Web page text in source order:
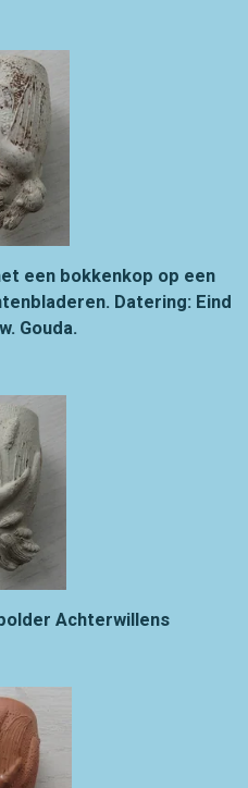
een bokkenkop op een
Datering: Eind
Gouda.
Achterwillens